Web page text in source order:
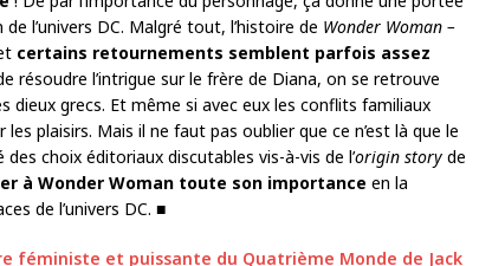
l’univers DC. Malgré tout, l’histoire de Wonder Woman –
certains retournements semblent parfois assez
résoudre l’intrigue sur le frère de Diana, on se retrouve
dieux grecs. Et même si avec eux les conflits familiaux
plaisirs. Mais il ne faut pas oublier que ce n’est là que le
choix éditoriaux discutables vis-à-vis de l’origin story de
à Wonder Woman toute son importance en la
de l’univers DC. ■
féministe et puissante du Quatrième Monde de Jack